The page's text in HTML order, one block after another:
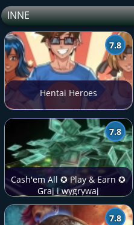
INNE
7.8
Hentai Heroes
7.8
Cash'em All ✪ Play & Earn ✪
Graj i wygrywaj
7.8